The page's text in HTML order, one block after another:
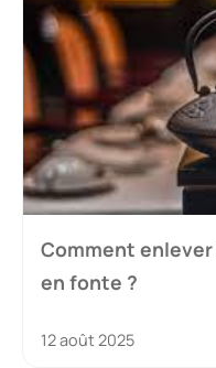
Comment
en fonte ?
12 août 2025